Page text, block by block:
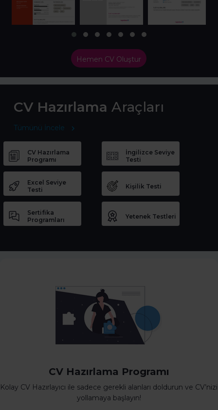
Hemen CV Oluştur
CV Hazırlama Araçları
Tümünü İncele
CV Hazırlama
Programı
İngilizce Seviye
Testi
Excel Seviye
Testi
Kişilik Testi
Sertifika
Programları
Yetenek Testleri
CV Hazırlama Programı
Kolay CV Hazırlayıcı ile sadece gerekli alanları doldurun ve CV’nizi
yollamaya başlayın!